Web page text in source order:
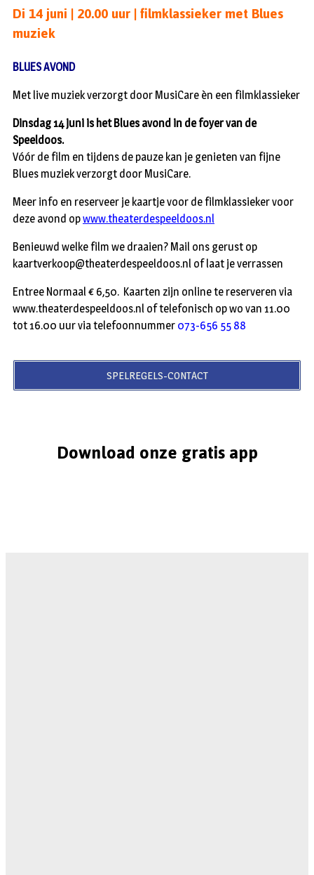
Di 14 juni | 20.00 uur | filmklassieker met Blues
muziek
BLUES AVOND
Met live muziek verzorgt door MusiCare èn een filmklassieker
Dinsdag 14 juni is het Blues avond in de foyer van de
Speeldoos.
Vóór de film en tijdens de pauze kan je genieten van fijne
Blues muziek verzorgt door MusiCare.
Meer info en reserveer je kaartje voor de filmklassieker voor
deze avond opwww.theaterdespeeldoos.nl
Benieuwd welke film we draaien? Mail ons gerust op
kaartverkoop@theaterdespeeldoos.nl of laat je verrassen
Entree Normaal € 6,50. Kaarten zijn online te reserveren via
www.theaterdespeeldoos.nl of telefonisch op wo van 11.00
tot 16.00 uur via telefoonnummer 073-656 55 88
SPELREGELS-CONTACT
Download onze gratis app